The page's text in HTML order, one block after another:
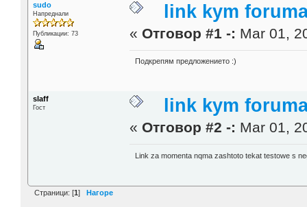
sudo
Напреднали
Публикации: 73
link kym
« Отговор #1 -: Mar 01,
Подкрепям предложението :)
slaff
Гост link kym
« Отговор #2 -: Mar 01,
Link za momenta nqma zashtoto tekat testowe s
Страници: [1] Нагоре